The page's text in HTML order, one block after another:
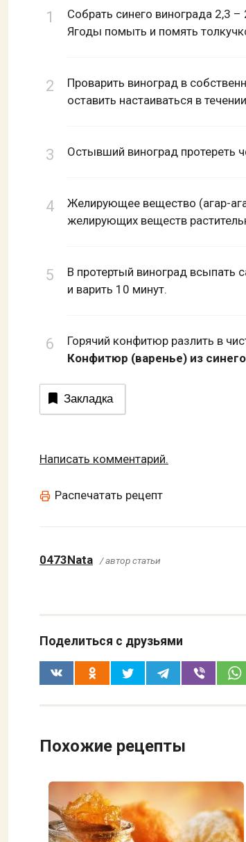
Собрать синего винограда 2,3
Ягоды помыть и помять
Проварить виноград в
оставить настаиваться в
Остывший виноград протереть
Желирующее вещество (агар-
желирующих веществ
В протертый виноград всыпать
и варить 10 минут.
Горячий конфитюр разлить в
Конфитюр (варенье) из
Закладка
Написать комментарий.
Распечатать рецепт
0473Nata / автор статьи
Поделиться с друзьями
Похожие рецепты